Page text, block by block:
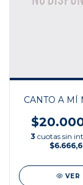
CANTO A MÍ
3 cuotas sin
VER